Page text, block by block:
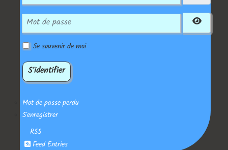
Mot de passe
Se souvenir de moi
S'identifier
Mot de passe perdu
S'enregistrer
RSS
Feed Entries